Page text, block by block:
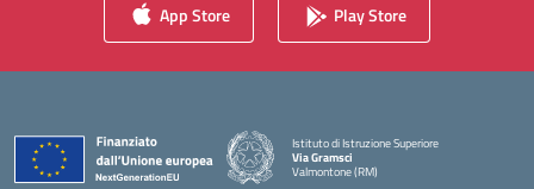
App Store Play Store
Istituto di Istruzione Superiore
Via Gramsci
Valmontone (RM)